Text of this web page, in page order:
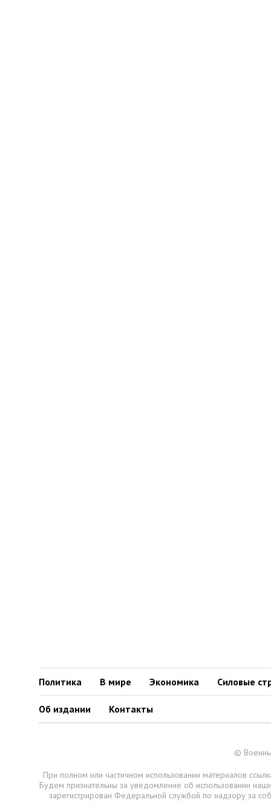
Политика В мире Экономика Силовые
Об издании Контакты
©
При полном или частичном использовании материалов
Будем признательны за уведомление об использовании
зарегистрирован Федеральной службой по надзору за